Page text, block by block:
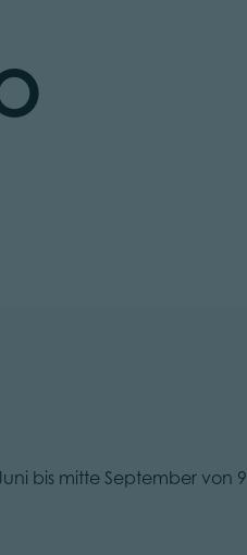
bis mitte September von 9